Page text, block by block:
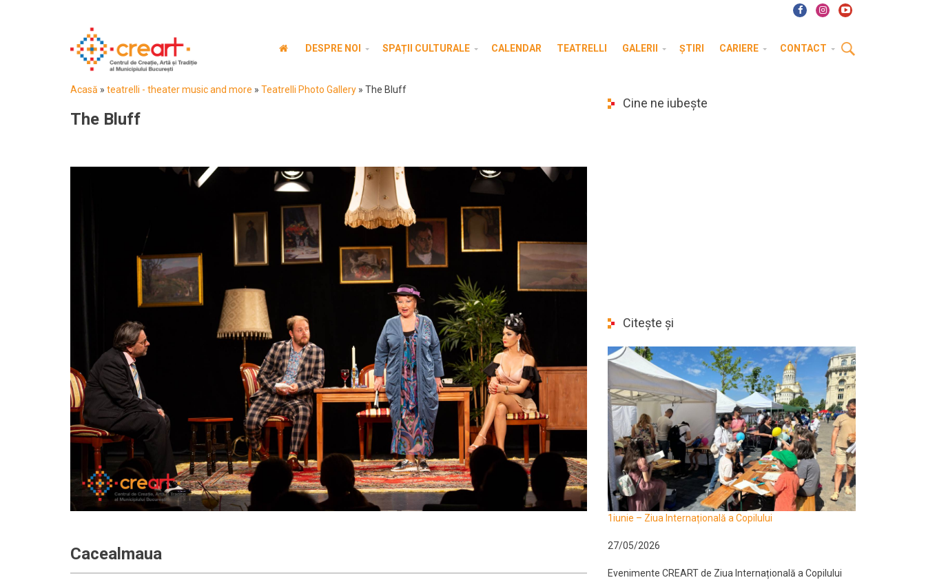
DESPRE NOI SPAȚII CULTURALE CALENDAR TEATRELLI GALERII ȘTIRI CARIERE CONTACT
Acasă » teatrelli - theater music and more » Teatrelli Photo Gallery » The Bluff
The Bluff
Cacealmaua
Cine ne iubește
Citește și
1iunie – Ziua Internațională a Copilului
27/05/2026
Evenimente CREART de Ziua Internațională a Copilului